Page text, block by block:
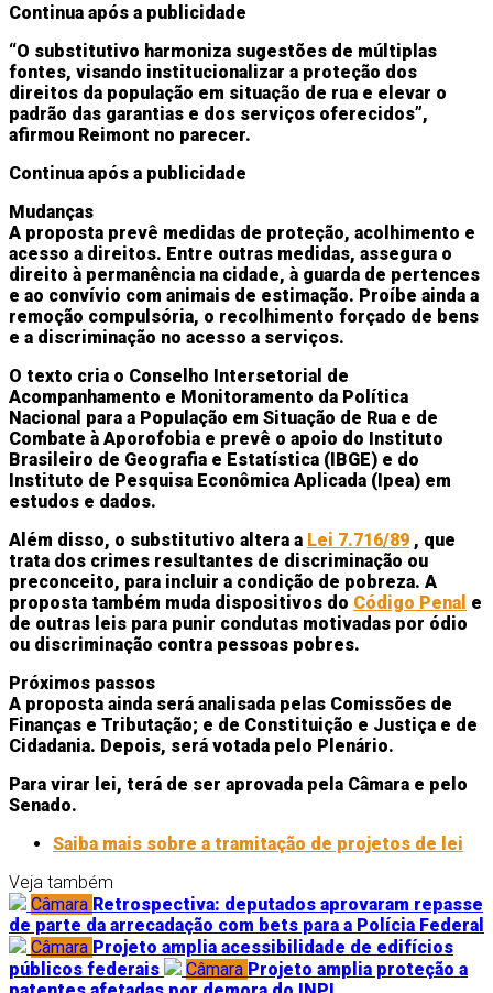
Continua após a publicidade
“O substitutivo harmoniza sugestões de múltiplas
fontes, visando institucionalizar a proteção dos
direitos da população em situação de rua e elevar o
padrão das garantias e dos serviços oferecidos”,
afirmou Reimont no parecer.
Continua após a publicidade
Mudanças
A proposta prevê medidas de proteção, acolhimento e
acesso a direitos. Entre outras medidas, assegura o
direito à permanência na cidade, à guarda de pertences
e ao convívio com animais de estimação. Proíbe ainda a
remoção compulsória, o recolhimento forçado de bens
e a discriminação no acesso a serviços.
O texto cria o Conselho Intersetorial de
Acompanhamento e Monitoramento da Política
Nacional para a População em Situação de Rua e de
Combate à Aporofobia e prevê o apoio do Instituto
Brasileiro de Geografia e Estatística (IBGE) e do
Instituto de Pesquisa Econômica Aplicada (Ipea) em
estudos e dados.
Além disso, o substitutivo altera a Lei 7.716/89 , que
trata dos crimes resultantes de discriminação ou
preconceito, para incluir a condição de pobreza. A
proposta também muda dispositivos do Código Penal e
de outras leis para punir condutas motivadas por ódio
ou discriminação contra pessoas pobres.
Próximos passos
A proposta ainda será analisada pelas Comissões de
Finanças e Tributação; e de Constituição e Justiça e de
Cidadania. Depois, será votada pelo Plenário.
Para virar lei, terá de ser aprovada pela Câmara e pelo
Senado.
Saiba mais sobre a tramitação de projetos de lei
Veja também
Câmara Retrospectiva: deputados aprovaram repasse
de parte da arrecadação com bets para a Polícia Federal
Câmara Projeto amplia acessibilidade de edifícios
públicos federais
Câmara Projeto amplia proteção a